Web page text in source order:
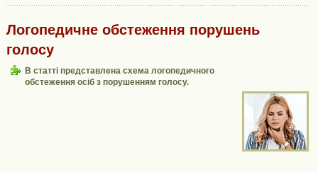
Логопедичне обстеження порушень
голосу
В статті представлена схема логопедичного
обстеження осіб з порушенням голосу.